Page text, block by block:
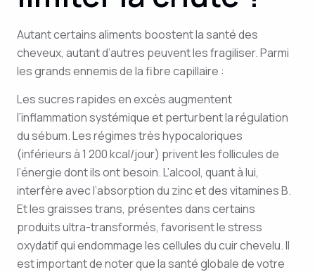
Autant certains aliments boostent la santé des
cheveux, autant d’autres peuvent les fragiliser. Parmi
les grands ennemis de la fibre capillaire :
Les sucres rapides en excès augmentent
l’inflammation systémique et perturbent la régulation
du sébum. Les régimes très hypocaloriques
(inférieurs à 1 200 kcal/jour) privent les follicules de
l’énergie dont ils ont besoin. L’alcool, quant à lui,
interfère avec l’absorption du zinc et des vitamines B.
Et les graisses trans, présentes dans certains
produits ultra-transformés, favorisent le stress
oxydatif qui endommage les cellules du cuir chevelu. Il
est important de noter que la santé globale de votre